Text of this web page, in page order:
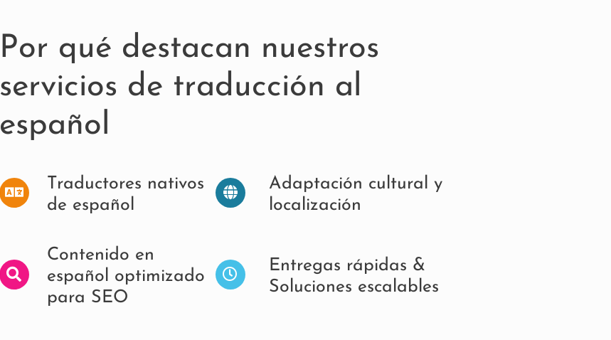
Por qué destacan nuestros
servicios de traducción al
español
Traductores nativos
de español​
Adaptación cultural y
localización​​
Contenido en
español optimizado
para SEO​​​
Entregas rápidas &
Soluciones escalables